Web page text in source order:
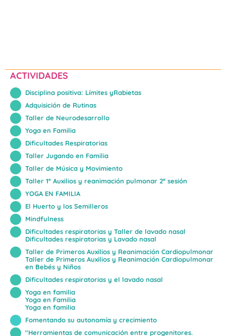
ACTIVIDADES
Disciplina positiva: Límites yRabietas
Adquisición de Rutinas
Taller de Neurodesarrollo
Yoga en Familia
Dificultades Respiratorias
Taller Jugando en Familia
Taller de Música y Movimiento
Taller 1º Auxilios y reanimación pulmonar 2ª sesión
YOGA EN FAMILIA
El Huerto y los Semilleros
Mindfulness
Dificultades respiratorias y Taller de lavado nasal
Dificultades respiratorias y Lavado nasal
Taller de Primeros Auxilios y Reanimación Cardiopulmonar
Taller de Primeros Auxilios y Reanimación Cardiopulmonar
en Bebés y Niños
Dificultades respiratorias y el lavado nasal
Yoga en familia
Yoga en Familia
Yoga en familia
Fomentando su autonomía y crecimiento
"Herramientas de comunicación entre progenitores.